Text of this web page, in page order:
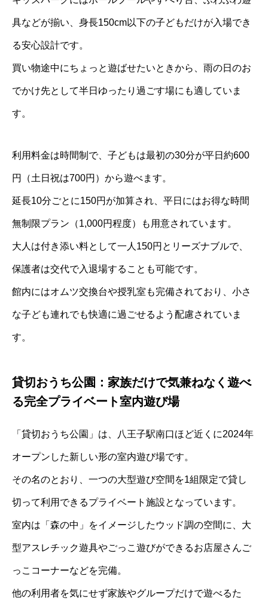
具などが揃い、身長150cm以下の子どもだけが入場でき
る安心設計です。
買い物途中にちょっと遊ばせたいときから、雨の日のお
でかけ先として半日ゆったり過ごす場にも適していま
す。
利用料金は時間制で、子どもは最初の30分が平日約600
円（土日祝は700円）から遊べます。
延長10分ごとに150円が加算され、平日にはお得な時間
無制限プラン（1,000円程度）も用意されています。
大人は付き添い料として一人150円とリーズナブルで、
保護者は交代で入退場することも可能です。
館内にはオムツ交換台や授乳室も完備されており、小さ
な子ども連れでも快適に過ごせるよう配慮されていま
す。
貸切おうち公園：家族だけで気兼ねなく遊べ
る完全プライベート室内遊び場
「貸切おうち公園」は、八王子駅南口ほど近くに2024年
オープンした新しい形の室内遊び場です。
その名のとおり、一つの大型遊び空間を1組限定で貸し
切って利用できるプライベート施設となっています。
室内は「森の中」をイメージしたウッド調の空間に、大
型アスレチック遊具やごっこ遊びができるお店屋さんご
っこコーナーなどを完備。
他の利用者を気にせず家族やグループだけで遊べるた